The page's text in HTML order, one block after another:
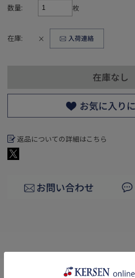
数量: 枚
在庫: ×
返品についての詳細はこちら